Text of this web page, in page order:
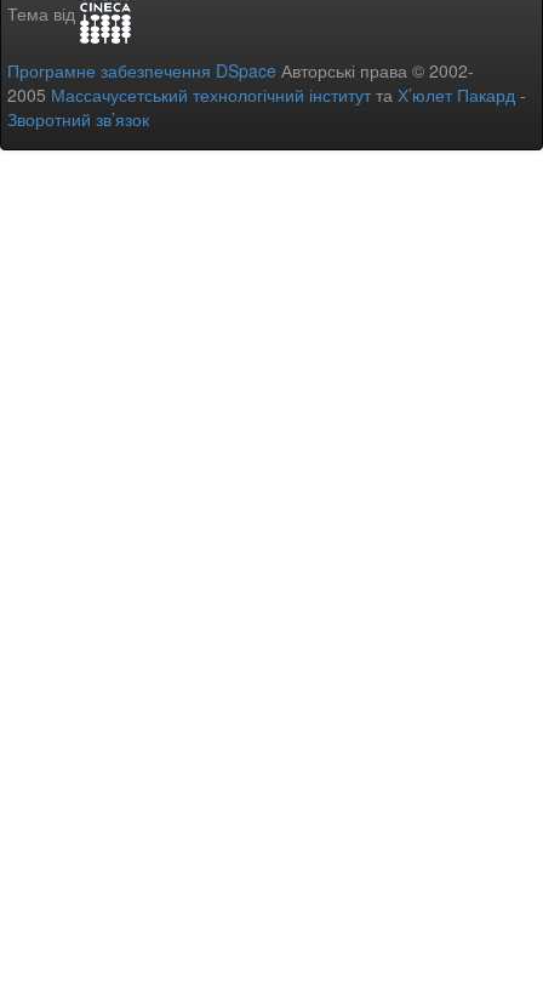
Тема від
Програмне забезпечення DSpace Авторські права © 2002-
2005 Массачусетський технологічний інститутта Х’юлет Пакард -
Зворотний зв’язок